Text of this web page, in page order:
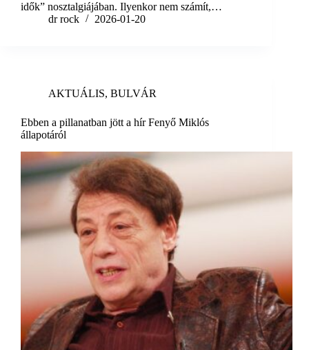
idők” nosztalgiájában. Ilyenkor nem számít,…
dr rock
2026-01-20
AKTUÁLIS, BULVÁR
Ebben a pillanatban jött a hír Fenyő Miklós
állapotáról